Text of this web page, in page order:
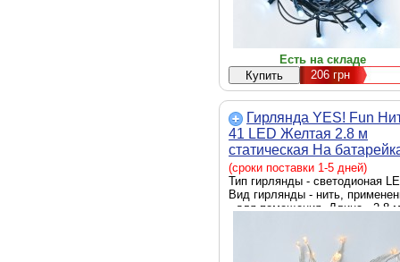
Есть на складе
206грн
Гирлянда YES! Fun
41 LED Желтая 2.8 м
статическая На
(975055)
(сроки поставки 1-5 дней)
Тип гирлянды - светодионая
Вид гирлянды - нить,
- для помещения, Длина - 2.8 м